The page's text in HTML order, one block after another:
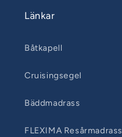
Länkar
Båtkapell
Cruisingsegel
Bäddmadrass
FLEXIMA Resårmadrass